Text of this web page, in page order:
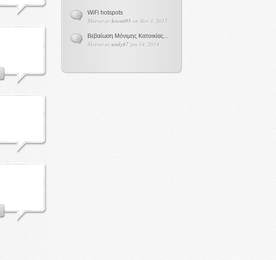
WiFi hotspots
Skrevet av kronti95 on Nov 3, 2015
0
Βεβαίωση Μόνιμης Κατοικίας...
Skrevet av andy67 jan 14, 2014
0